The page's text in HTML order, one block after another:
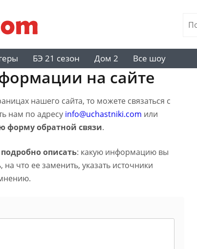
БЭ 21 сезон Дом 2 Все шоу
на сайте
нашего сайта, то можете связаться с
нам по адресу info@uchastniki.com или
форму обратной связи.
описать: какую информацию вы
что ее заменить, указать источники